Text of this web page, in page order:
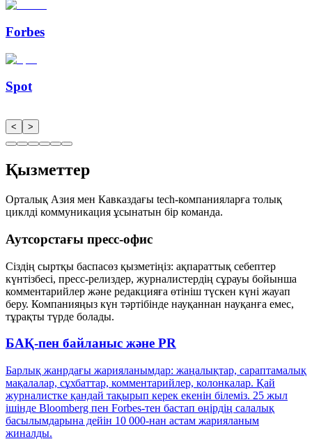
Forbes
Spot
< >
Қызметтер
Орталық Азия мен Кавказдағы tech-компанияларға толық
циклді коммуникация ұсынатын бір команда.
Аутсорстағы пресс-офис
Сіздің сыртқы баспасөз қызметіңіз: ақпараттық себептер
күнтізбесі, пресс-релиздер, журналистердің сұрауы бойынша
комментарийлер және редакцияға өтініш түскен күні жауап
беру. Компанияңыз күн тәртібінде науқаннан науқанға емес,
тұрақты түрде болады.
БАҚ-пен байланыс және PR
Барлық жанрдағы жарияланымдар: жаңалықтар, сараптамалық
мақалалар, сұхбаттар, комментарийлер, колонкалар. Қай
журналистке қандай тақырып керек екенін білеміз. 25 жыл
ішінде Bloomberg пен Forbes-тен бастап өңірдің салалық
басылымдарына дейін 10 000-нан астам жарияланым
жиналды.